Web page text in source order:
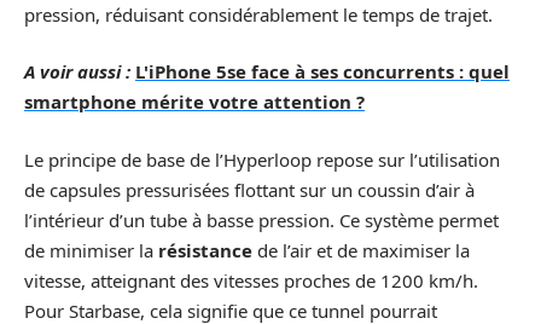
pression, réduisant considérablement le temps de trajet.
A voir aussi : L'iPhone 5se face à ses concurrents : quel
smartphone mérite votre attention ?
Le principe de base de l’Hyperloop repose sur l’utilisation
de capsules pressurisées flottant sur un coussin d’air à
l’intérieur d’un tube à basse pression. Ce système permet
de minimiser la résistance de l’air et de maximiser la
vitesse, atteignant des vitesses proches de 1200 km/h.
Pour Starbase, cela signifie que ce tunnel pourrait